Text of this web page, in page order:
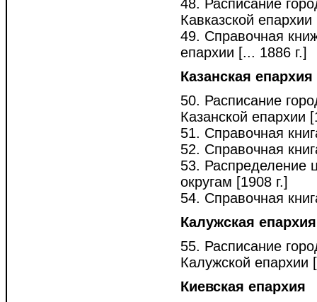
48. Расписание
Кавказской епархии
49. Справочная
епархии [... 1886 г.]
Казанская епархия
50. Расписание
Казанской епархии
51. Справочная
52. Справочная
53. Распределение
округам [1908 г.]
54. Справочная
Калужская епархия
55. Расписание
Калужской епархии
Киевская епархия